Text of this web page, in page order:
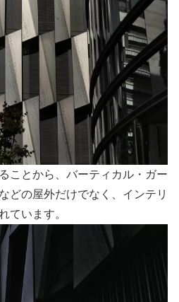
ことから、バーティカル・ガー
どの屋外だけでなく、インテリ
ています。